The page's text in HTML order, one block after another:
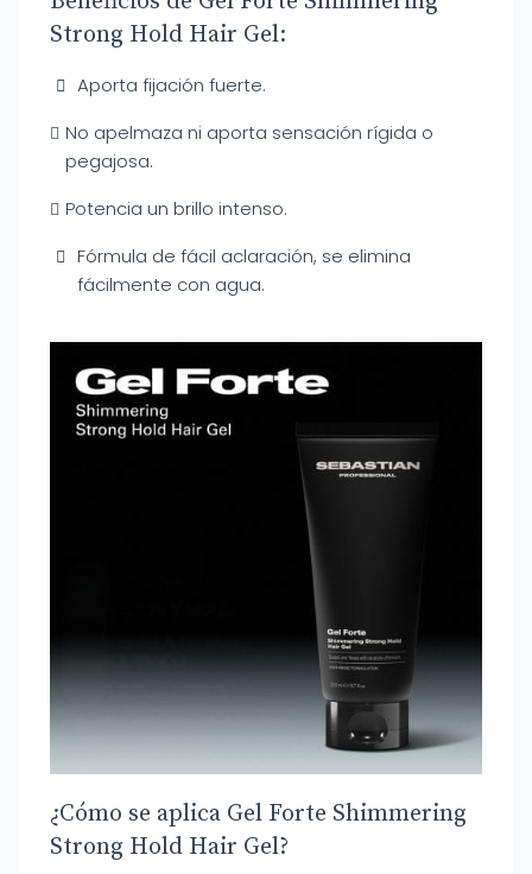
Strong Hold Hair Gel:
Aporta fijación fuerte.
No apelmaza ni aporta sensación rígida o
pegajosa.
Potencia un brillo intenso.
Fórmula de fácil aclaración, se elimina
fácilmente con agua.
¿Cómo se aplica Gel Forte Shimmering
Strong Hold Hair Gel?